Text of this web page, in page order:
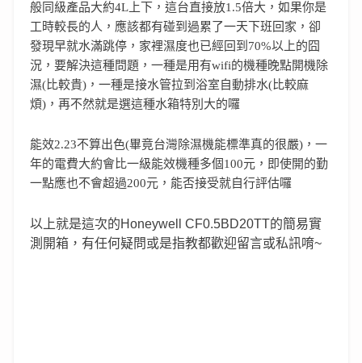
般同級產品大約4L上下，這台直接放1.5倍大，如果你是
工時較長的人，應該都有碰到過累了一天下班回家，卻
發現早就水滿跳停，家裡濕度也已經回到70%以上的囧
況，要解決這種問題，一種是用有wifi的機種晚點開機除
濕(比較貴)，一種是接水管拉到浴室自動排水(比較麻
煩)，再不然就是選這種水箱特別大的囉
能效2.23不算出色(畢竟台灣除濕機能標準真的很嚴)，一
年的電費大約會比一級能效機種多個100元，即使開的勤
一點應也不會超過200元，能否接受就自行評估囉
以上就是這次的Honeywell CF0.5BD20TT的簡易實
測開箱，有任何疑問或是指教都歡迎留言或私訊唷~